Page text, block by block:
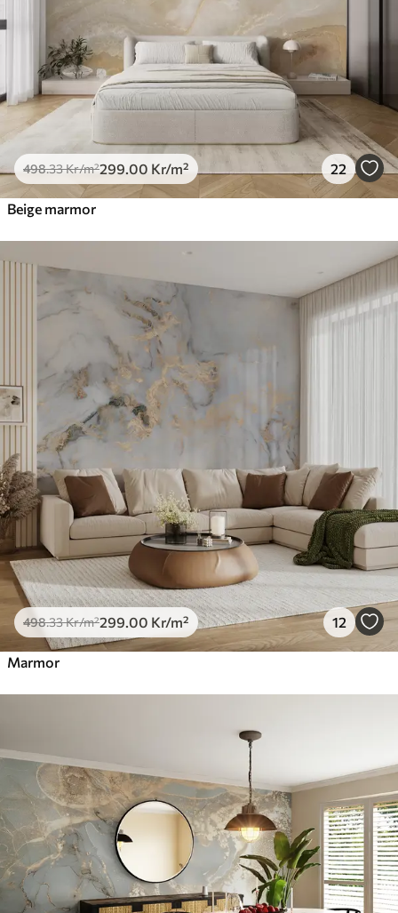
Peel and Stick
900.00 540.00Kr/m²
498.33Kr/m²299 .00 Kr/m² 22
Beige marmor
498.33Kr/m²299.00 Kr/m² 12
Marmor